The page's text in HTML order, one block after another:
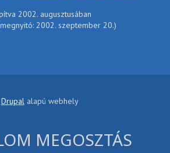
2002. augusztusában
2002. szeptember 20.)
Drupalalapú webhely
MEGOSZTÁS